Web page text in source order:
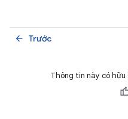
Trước
arrow_back
Thông tin này có hữu